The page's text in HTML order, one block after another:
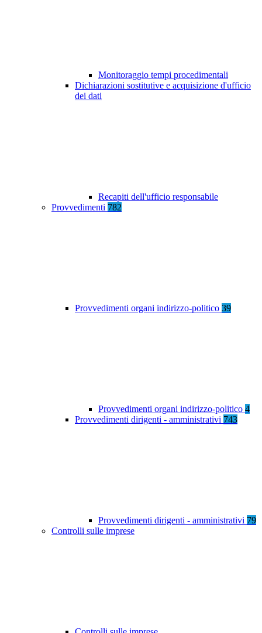
Monitoraggio tempi procedimentali
Dichiarazioni sostitutive e acquisizione d'ufficio
dei dati
Recapiti dell'ufficio responsabile
Provvedimenti 782
Provvedimenti organi indirizzo-politico 39
Provvedimenti organi indirizzo-politico 4
Provvedimenti dirigenti - amministrativi 743
Provvedimenti dirigenti - amministrativi 79
Controlli sulle imprese